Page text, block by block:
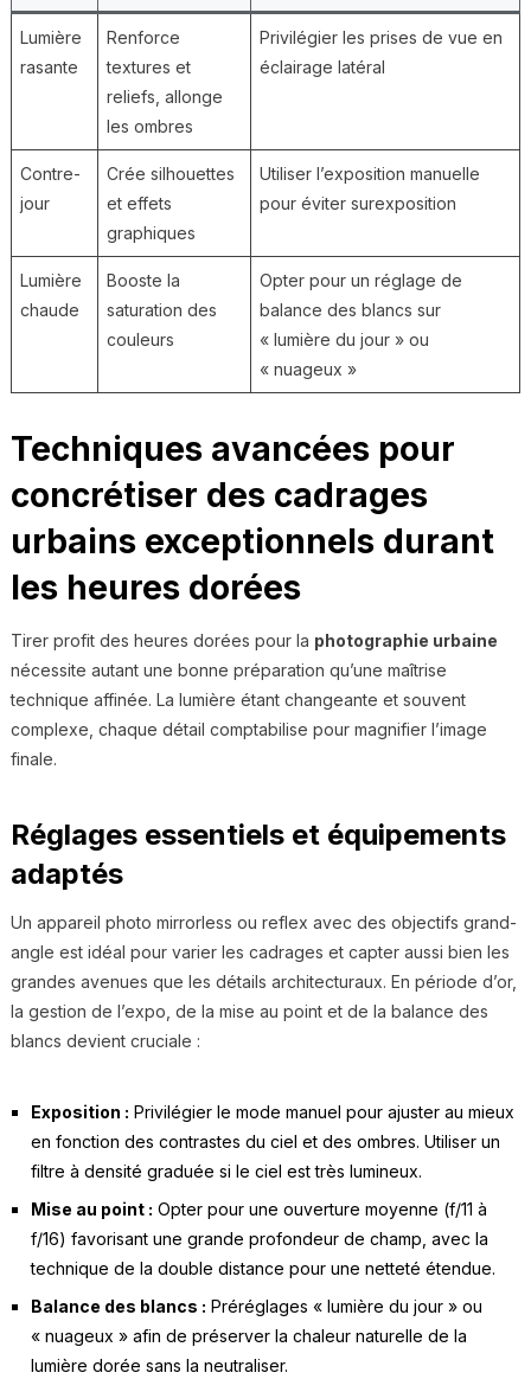
Lumière
rasante
Renforce
textures et
reliefs, allonge
les ombres
Privilégier les prises de vue en
éclairage latéral
Contre-
jour
Crée silhouettes
et effets
graphiques
Utiliser l’exposition manuelle
pour éviter surexposition
Lumière
chaude
Booste la
saturation des
couleurs
Opter pour un réglage de
balance des blancs sur
« lumière du jour » ou
« nuageux »
Techniques avancées pour
concrétiser des cadrages
urbains exceptionnels durant
les heures dorées
Tirer profit des heures dorées pour la photographie urbaine
nécessite autant une bonne préparation qu’une maîtrise
technique affinée. La lumière étant changeante et souvent
complexe, chaque détail comptabilise pour magnifier l’image
finale.
Réglages essentiels et équipements
adaptés
Un appareil photo mirrorless ou reflex avec des objectifs grand-
angle est idéal pour varier les cadrages et capter aussi bien les
grandes avenues que les détails architecturaux. En période d’or,
la gestion de l’expo, de la mise au point et de la balance des
blancs devient cruciale :
Exposition : Privilégier le mode manuel pour ajuster au mieux
en fonction des contrastes du ciel et des ombres. Utiliser un
filtre à densité graduée si le ciel est très lumineux.
Mise au point : Opter pour une ouverture moyenne (f/11 à
f/16) favorisant une grande profondeur de champ, avec la
technique de la double distance pour une netteté étendue.
Balance des blancs : Préréglages « lumière du jour » ou
« nuageux » afin de préserver la chaleur naturelle de la
lumière dorée sans la neutraliser.